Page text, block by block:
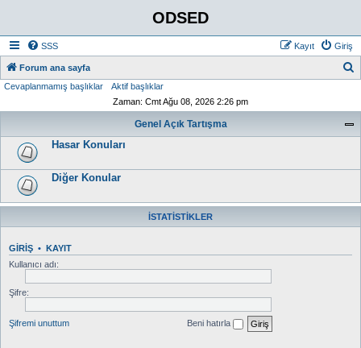
ODSED
SSS Giriş
Kayıt
Forum ana sayfa
Cevaplanmamış başlıklar
Aktif başlıklar
Zaman: Cmt Ağu 08, 2026 2:26 pm
Genel Açık Tartışma
Hasar Konuları
Diğer Konular
İSTATISTIKLER
GIRIŞ • KAYIT
Kullanıcı adı:
Şifre:
Şifremi unuttum Beni hatırla